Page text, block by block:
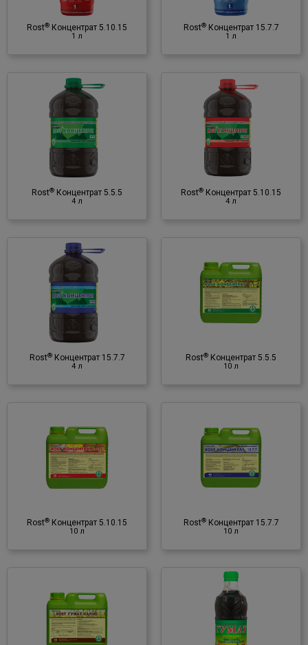
Rost® Концентрат 5.10.15
1 л
Rost®Концентрат 15.7.7
1 л
♦ гумінові речовини
Rost® Концентрат 5.5.5
4 л
Rost® Концентрат 5.10.15
4 л
Rost ®Концентрат 5.10.15
Органо-мінеральне
добриво
♦ NPK
♦ гумінові речовини
Rost®Концентрат 15.7.7
4 л
Rost® Концентрат 5.5.5
10 л
Rost®Концентрат 5.5.5
Органо-мінеральне
добриво
♦ NPK
♦ гумінові речовини
Rost® Концентрат 5.10.15
10 л
Rost®Концентрат 15.7.7
10 л
10 л
Органо-мінеральне
добриво
♦ гумінові речовини
овочів, дерев та кущів
0,5 л
Органо-мінеральне